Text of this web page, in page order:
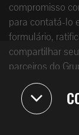
compromisso
para contatá-lo
formulário,
compartilhar
parceiros do